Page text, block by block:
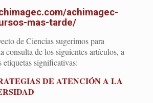
achimagec-
mas-tarde/
de Ciencias sugerimos para
consulta de los siguientes artículos, a
etiquetas significativas:
DE ATENCIÓN A LA